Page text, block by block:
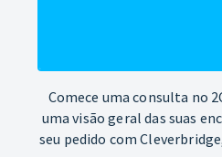
Comece uma consulta no
uma visão geral das suas
seu pedido com